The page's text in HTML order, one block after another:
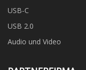
USB-C
USB 2.0
Audio und Video